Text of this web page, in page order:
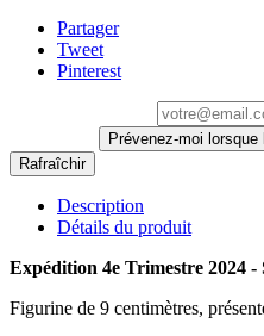
Partager
Tweet
Pinterest
Prévenez-moi
Description
Détails du produit
Expédition 4e Trimestre 2024
Figurine de 9 centimètres,